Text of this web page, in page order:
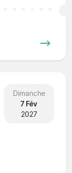
Dimanche
7 Fév
2027